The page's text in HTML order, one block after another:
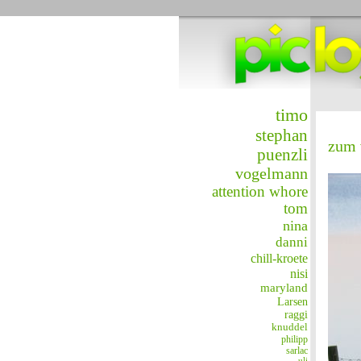
timo
stephan
puenzli
vogelmann
attention whore
tom
nina
danni
chill-kroete
nisi
maryland
Larsen
raggi
knuddel
philipp
sarlac
zum